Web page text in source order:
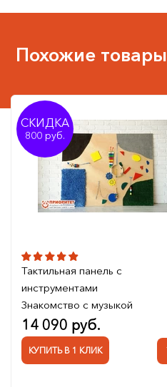
Похожие товары
СКИДКА
800
Тактильная панель с
инструментами
Знакомство с музыкой
14 090 руб.
КУПИТЬ В 1 КЛИК